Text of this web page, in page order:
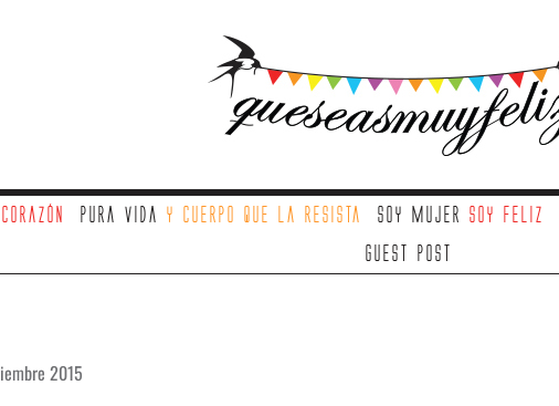
Pura vida y cuerpo que la resista Soy mujer soy feliz
Guest Post
2015